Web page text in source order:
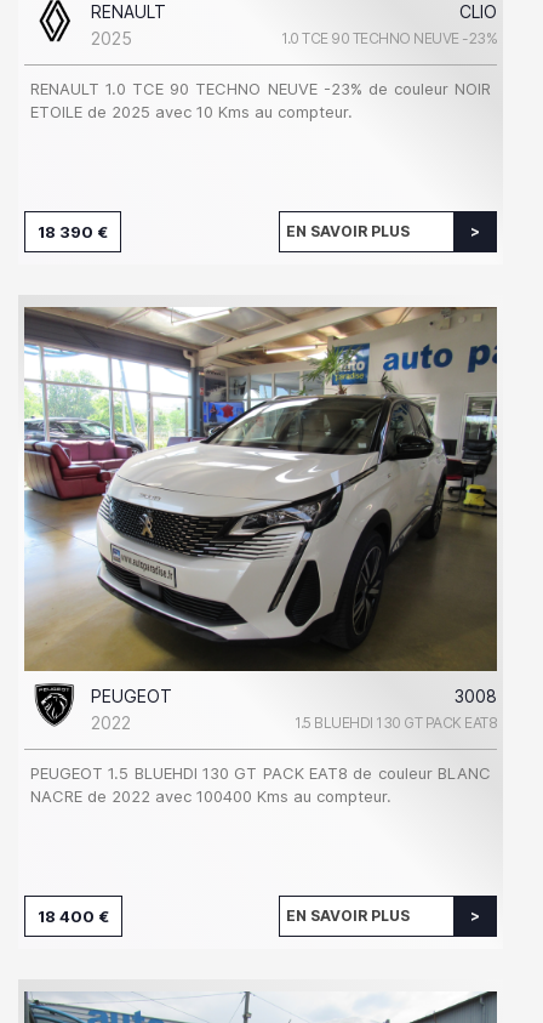
RENAULT
CLIO
2025
1.0 TCE 90 TECHNO NEUVE -23%
RENAULT 1.0 TCE 90 TECHNO NEUVE -23% de couleur NOIR
ETOILE de 2025 avec 10 Kms au compteur.
18 390 € EN SAVOIR PLUS
PEUGEOT
3008
2022
1.5 BLUEHDI 130 GT PACK EAT8
PEUGEOT 1.5 BLUEHDI 130 GT PACK EAT8 de couleur BLANC
NACRE de 2022 avec 100400 Kms au compteur.
18 400 € EN SAVOIR PLUS